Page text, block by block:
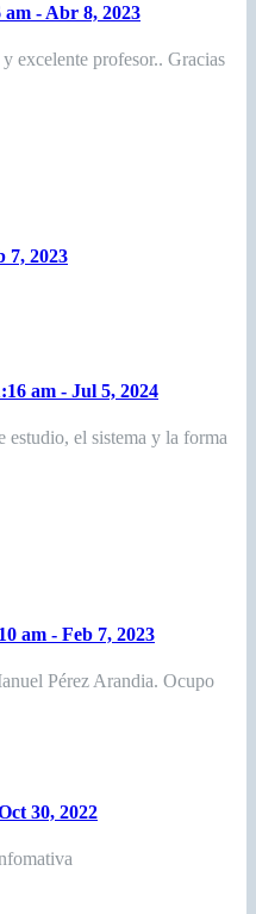
- Abr 8, 2023
excelente profesor.. Gracias
7, 2023
am - Jul 5, 2024
estudio, el sistema y la forma
am - Feb 7, 2023
Pérez Arandia. Ocupo
30, 2022